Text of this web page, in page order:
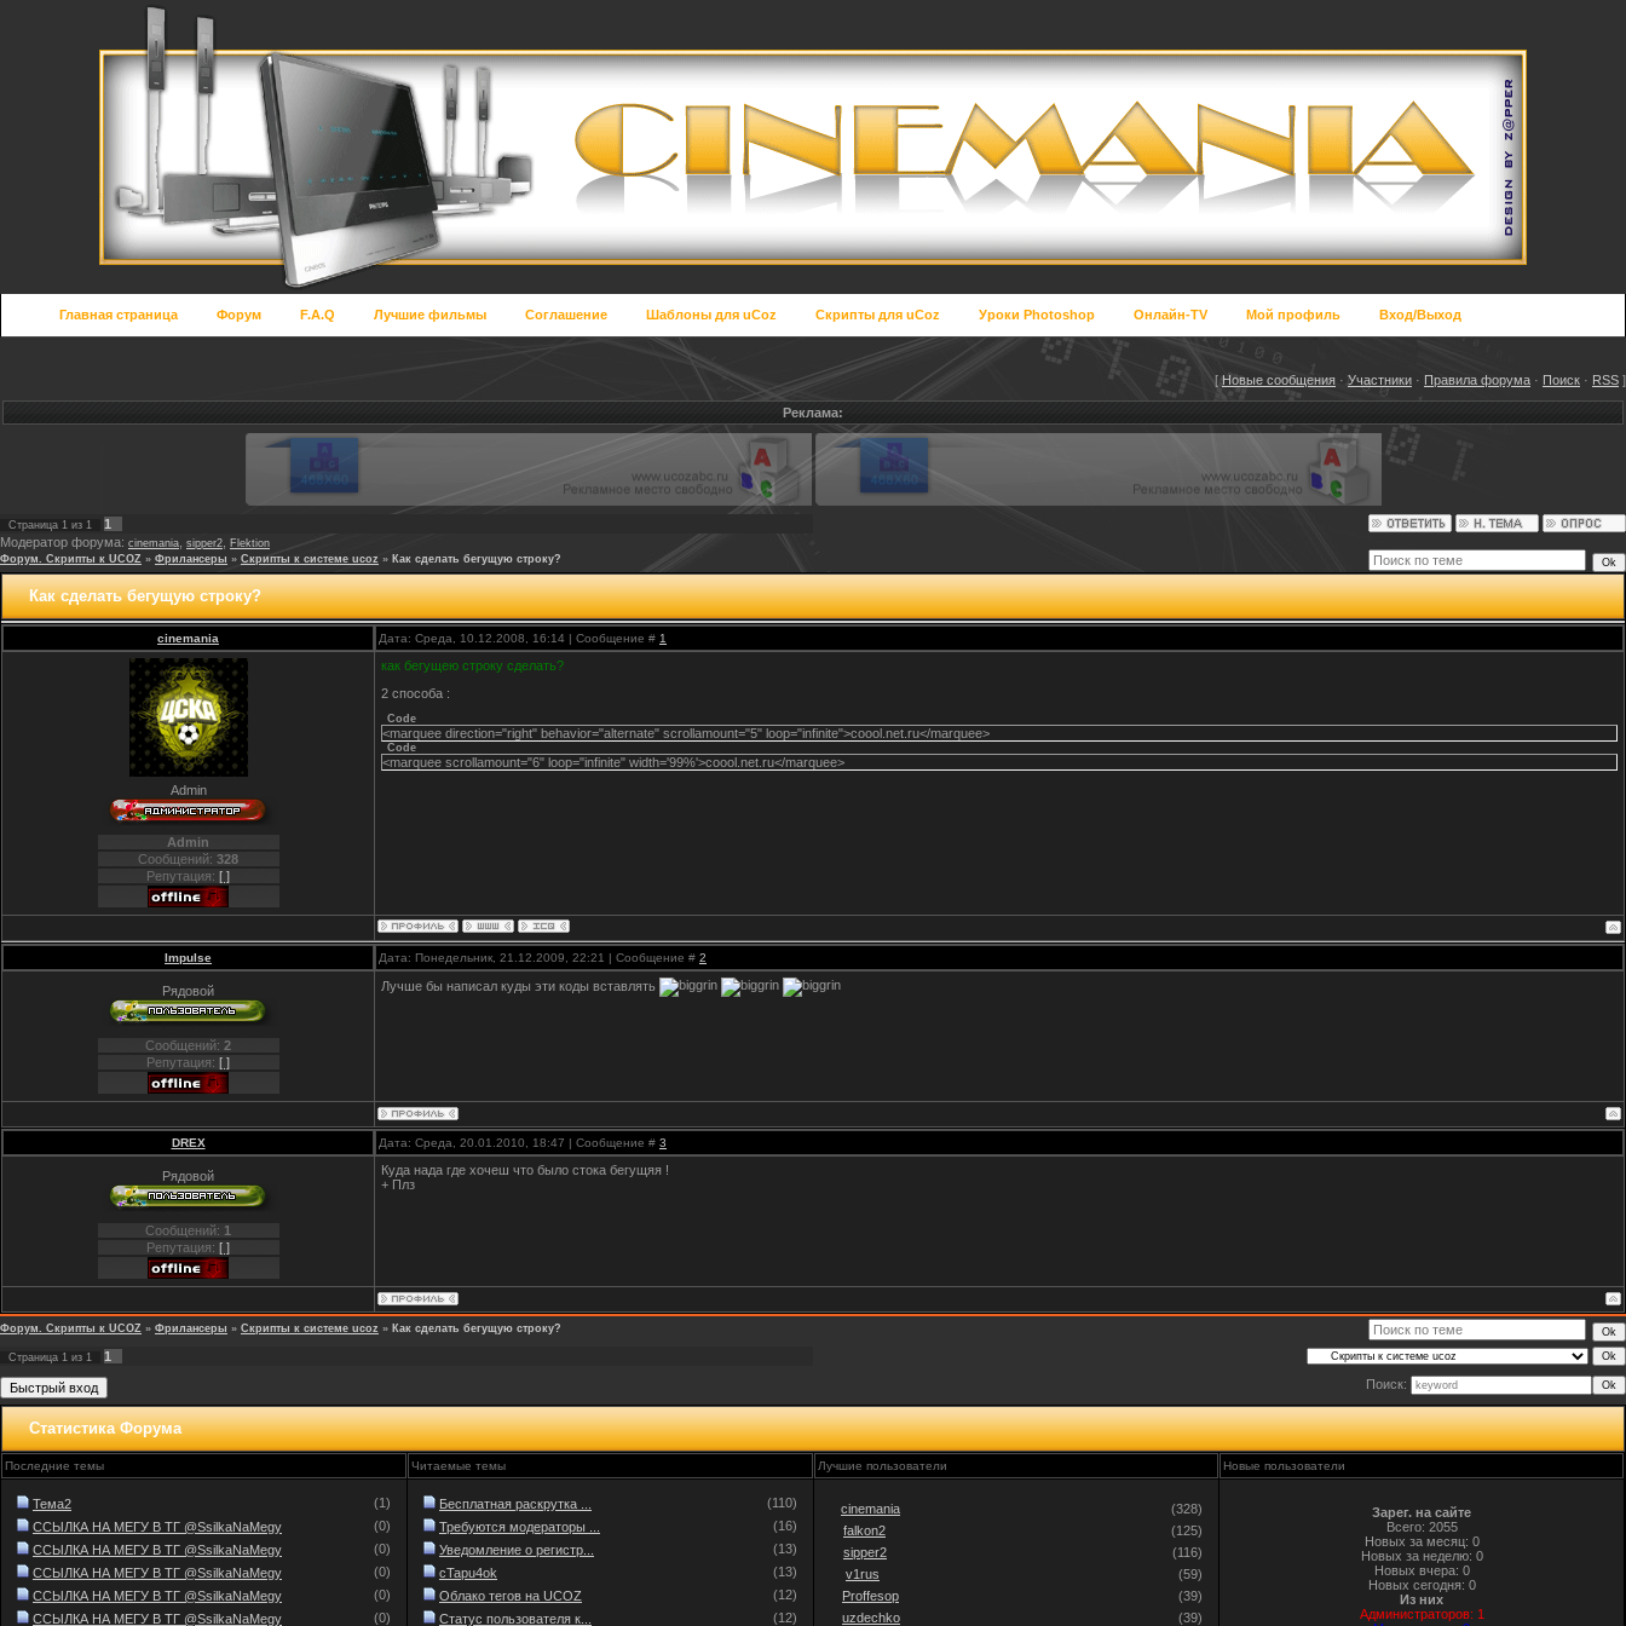
Главная страница Форум F.A.Q Лучшие фильмы Соглашение Шаблоны для uCoz Скрипты для uCoz Уроки Photoshop Онлайн-TV Мой профиль Вход/Выход
[Новые сообщения · Участники · Правила форума · Поиск · RSS ]
Реклама:
Страница 1 из 1
1
Модератор форума: cinemania sipper2
Flektion
Форум. Скрипты к UCOZ » Фрилансеры » Скрипты к системе ucoz » Как сделать бегущую строку?
Как сделать бегущую строку?
cinemania Дата: Среда, 10.12.2008, 16:14 | Сообщение # 1
Admin
Admin
Сообщений: 328
Репутация: [ ]
как бегущею строку сделать?
2 способа :
Code
<marquee direction="right" behavior="alternate" scrollamount="5" loop="infinite">coool.net.ru</marquee>
Code
<marquee scrollamount="6" loop="infinite" width='99%'>coool.net.ru</marquee>
Impulse Дата: Понедельник, 21.12.2009, 22:21 | Сообщение # 2
Рядовой
Сообщений: 2
Репутация: [ ]
Лучше бы написал куды эти коды вставлять
DREX Дата: Среда, 20.01.2010, 18:47 | Сообщение # 3
Рядовой
Сообщений: 1
Репутация: [ ]
Куда нада где хочеш что было стока бегущяя !
+ Плз
Форум. Скрипты к UCOZ » Фрилансеры » Скрипты к системе ucoz » Как сделать бегущую строку?
Страница 1 из 1
1
Поиск:
Статистика Форума
Последние темы Читаемые темы Лучшие пользователи Новые пользователи
Тема2
(1)
ССЫЛКА НА МЕГУ В ТГ @SsilkaNaMegy
(0)
ССЫЛКА НА МЕГУ В ТГ @SsilkaNaMegy
(0)
ССЫЛКА НА МЕГУ В ТГ @SsilkaNaMegy
(0)
ССЫЛКА НА МЕГУ В ТГ @SsilkaNaMegy
(0)
ССЫЛКА НА МЕГУ В ТГ @SsilkaNaMegy
(0)
Бесплатная раскрутка ...
(110)
Требуются модераторы ...
(16)
Уведомление о регистр...
(13)
cTapu4ok
(13)
Облако тегов на UCOZ
(12)
Статус пользователя к...
(12)
cinemania
(328)
falkon2
(125)
sipper2
(116)
v1rus
(59)
Proffesop
(39)
uzdechko
(39)
Зарег. на сайте
Всего: 2055
Новых за месяц: 0
Новых за неделю: 0
Новых вчера: 0
Новых сегодня: 0
Из них
Администраторов: 1